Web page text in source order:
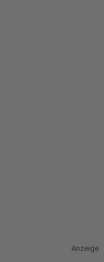
Anzeige